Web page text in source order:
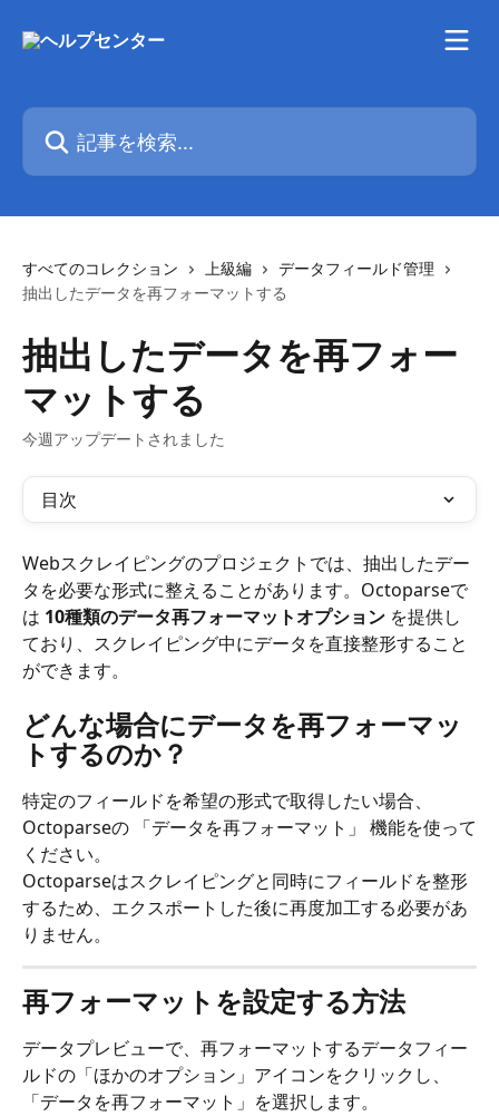
記事を検索...
すべてのコレクション 上級編
データフィールド管理
抽出したデータを再フォーマットする
抽出したデータを再フォー
マットする
今週アップデートされました
目次
Webスクレイピングのプロジェクトでは、抽出したデー
タを必要な形式に整えることがあります。Octoparseで
は 10種類のデータ再フォーマットオプション を提供し
ており、スクレイピング中にデータを直接整形すること
ができます。
どんな場合にデータを再フォーマッ
トするのか？
特定のフィールドを希望の形式で取得したい場合、
Octoparseの 「データを再フォーマット」 機能を使って
ください。
Octoparseはスクレイピングと同時にフィールドを整形
するため、エクスポートした後に再度加工する必要があ
りません。
再フォーマットを設定する方法
データプレビューで、再フォーマットするデータフィー
ルドの「ほかのオプション」アイコンをクリックし、
「データを再フォーマット」を選択します。